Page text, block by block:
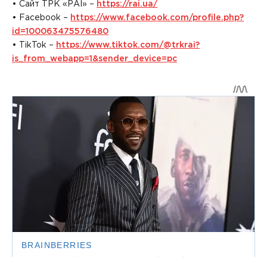
• Сайт ТРК «РАІ» – https://rai.ua/
• Facebook – https://www.facebook.com/profile.php?
id=100063475576480
• TikTok – https://www.tiktok.com/@trkrai?
is_from_webapp=1&sender_device=pc